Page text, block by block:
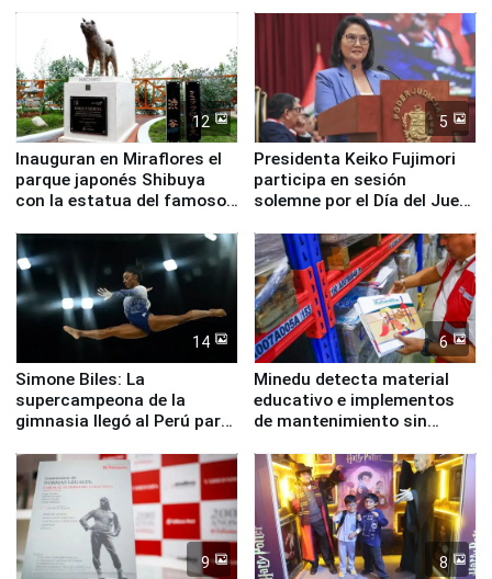
12
Inauguran en Miraflores el
parque japonés Shibuya
con la estatua del famoso
5
Presidenta Keiko Fujimori
participa en sesión
solemne por el Día del Juez
14
Simone Biles: La
supercampeona de la
gimnasia llegó al Perú para
Panamericanos Lima 2027
6
Minedu detecta material
educativo e implementos
de mantenimiento sin
la UGEL 2
9 8